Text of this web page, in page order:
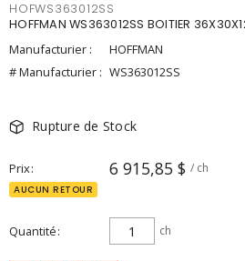
HOFWS363012SS
HOFFMAN WS363012SS BOITIER
Manufacturier :
HOFFMAN
# Manufacturier : WS363012SS
Rupture de Stock
Prix 6 915,85 $ / ch
AUCUN RETOUR
Quantité ch